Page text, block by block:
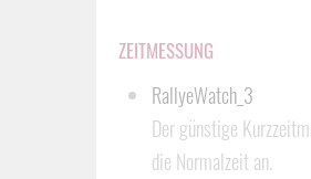
ZEITMESSUNG
RallyeWatch_3
Der günstige
die Normalzeit an.